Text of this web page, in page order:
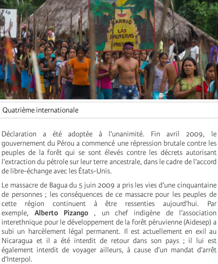
Quatrième internationale
Déclaration a été adoptée à l’unanimité. Fin avril 2009, le
gouvernement du Pérou a commencé une répression brutale contre les
peuples de la forêt qui se sont élevés contre les décrets autorisant
l’extraction du pétrole sur leur terre ancestrale, dans le cadre de l’accord
de libre-échange avec les États-Unis.
Le massacre de Bagua du 5 juin 2009 a pris les vies d’une cinquantaine
de personnes ; les conséquences de ce massacre pour les peuples de
cette région continuent à être ressenties aujourd’hui. Par
exemple, Alberto Pizango , un chef indigène de l’association
interethnique pour le développement de la forêt péruvienne (Aidesep) a
subi un harcèlement légal permanent. Il est actuellement en exil au
Nicaragua et il a été interdit de retour dans son pays ; il lui est
également interdit de voyager ailleurs, à cause d’un mandat d’arrêt
d’Interpol.